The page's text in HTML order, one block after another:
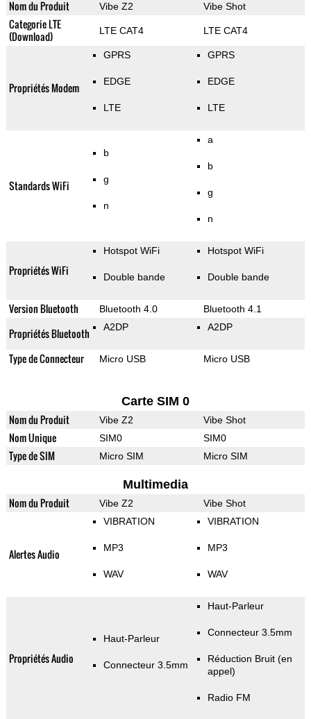
Nom du Produit Vibe Z2 Vibe Shot
Categorie LTE
(Download)
LTE CAT4 LTE CAT4
Propriétés Modem
GPRS
EDGE
LTE
GPRS
EDGE
LTE
Standards WiFi
b
g
n
a
b
g
n
Propriétés WiFi
Hotspot WiFi
Double bande
Hotspot WiFi
Double bande
Version Bluetooth Bluetooth 4.0 Bluetooth 4.1
Propriétés Bluetooth A2DP A2DP
Type de Connecteur Micro USB Micro USB
Carte SIM 0
Nom du Produit Vibe Z2 Vibe Shot
Nom Unique SIM0 SIM0
Type de SIM Micro SIM Micro SIM
Multimedia
Nom du Produit Vibe Z2 Vibe Shot
Alertes Audio
VIBRATION
MP3
WAV
VIBRATION
MP3
WAV
Propriétés Audio
Haut-Parleur
Connecteur 3.5mm
Haut-Parleur
Connecteur 3.5mm
Réduction Bruit (en
appel)
Radio FM